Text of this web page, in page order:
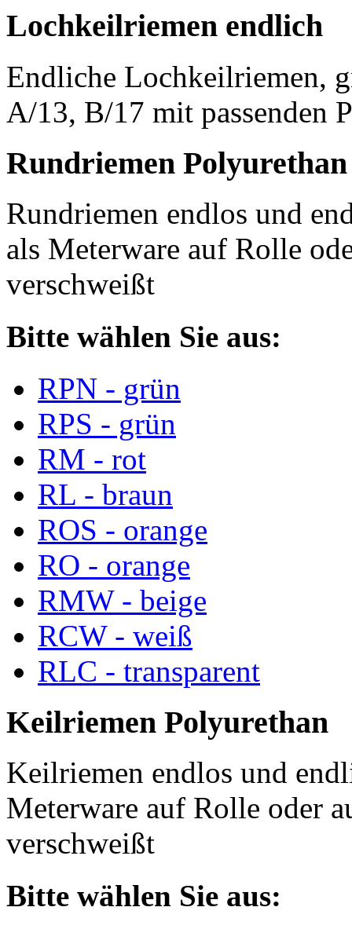
Lochkeilriemen endlich
Endliche Lochkeilriemen,
A/13, B/17 mit passenden
Rundriemen Polyurethan
Rundriemen endlos und
als Meterware auf Rolle
verschweißt
Bitte wählen Sie aus:
RPN - grün
RPS - grün
RM - rot
RL - braun
ROS - orange
RO - orange
RMW - beige
RCW - weiß
RLC - transparent
Keilriemen Polyurethan
Keilriemen endlos und
Meterware auf Rolle oder
verschweißt
Bitte wählen Sie aus: